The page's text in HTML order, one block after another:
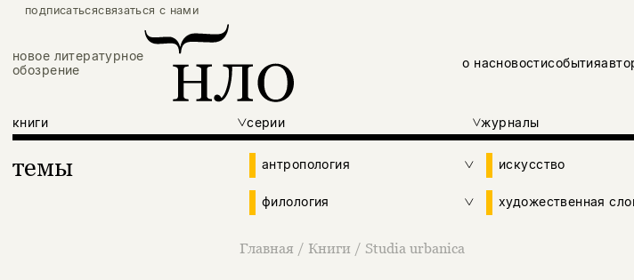
подписатьсясвязаться с нами
новое литературное
обозрение
о насновостисобытия
книги серии журналы
темы антропология искусство
филология художественная
Главная / Книги / Studia urbanica